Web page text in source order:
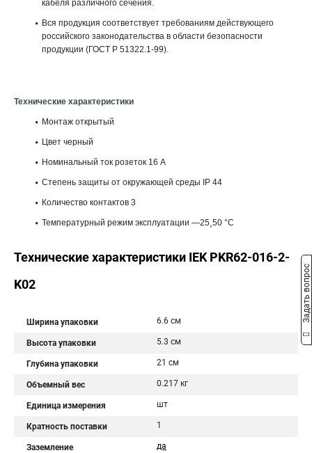
кабеля различного сечения.
Вся продукция соответствует требованиям действующего
российского законодательства в области безопасности
продукции (ГОСТ Р 51322.1-99).
Технические характеристики
Монтаж открытый
Цвет черный
Номинальный ток розеток 16 А
Степень защиты от окружающей среды IP 44
Количество контактов 3
Температурный режим эксплуатации —25¸50 °С
Технические характеристики IEK PKR62-016-2-
K02
Ширина упаковки 6.6 см
Высота упаковки 5.3 см
Глубина упаковки 21 см
Объемный вес 0.217 кг
Единица измерения шт
Кратность поставки 1
Заземление да
Задать вопрос